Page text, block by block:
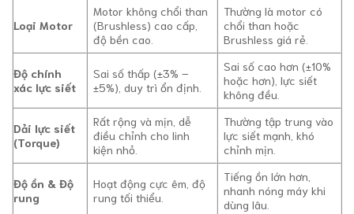
Loại Motor
Motor không chổi than
(Brushless) cao cấp,
độ bền cao.
Thường là motor có
chổi than hoặc
Brushless giá rẻ.
Độ chính
xác lực siết
Sai số thấp (±3% –
±5%), duy trì ổn định.
Sai số cao hơn (±10%
hoặc hơn), lực siết
không đều.
Dải lực siết
(Torque)
Rất rộng và mịn, dễ
điều chỉnh cho linh
kiện nhỏ.
Thường tập trung vào
lực siết mạnh, khó
chỉnh mịn.
Độ ồn & Độ
rung
Hoạt động cực êm, độ
rung tối thiểu.
Tiếng ồn lớn hơn,
nhanh nóng máy khi
dùng lâu.